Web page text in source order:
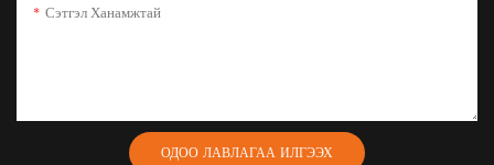
Сэтгэл Ханамжтай
ОДОО ЛАВЛАГАА ИЛГЭЭХ